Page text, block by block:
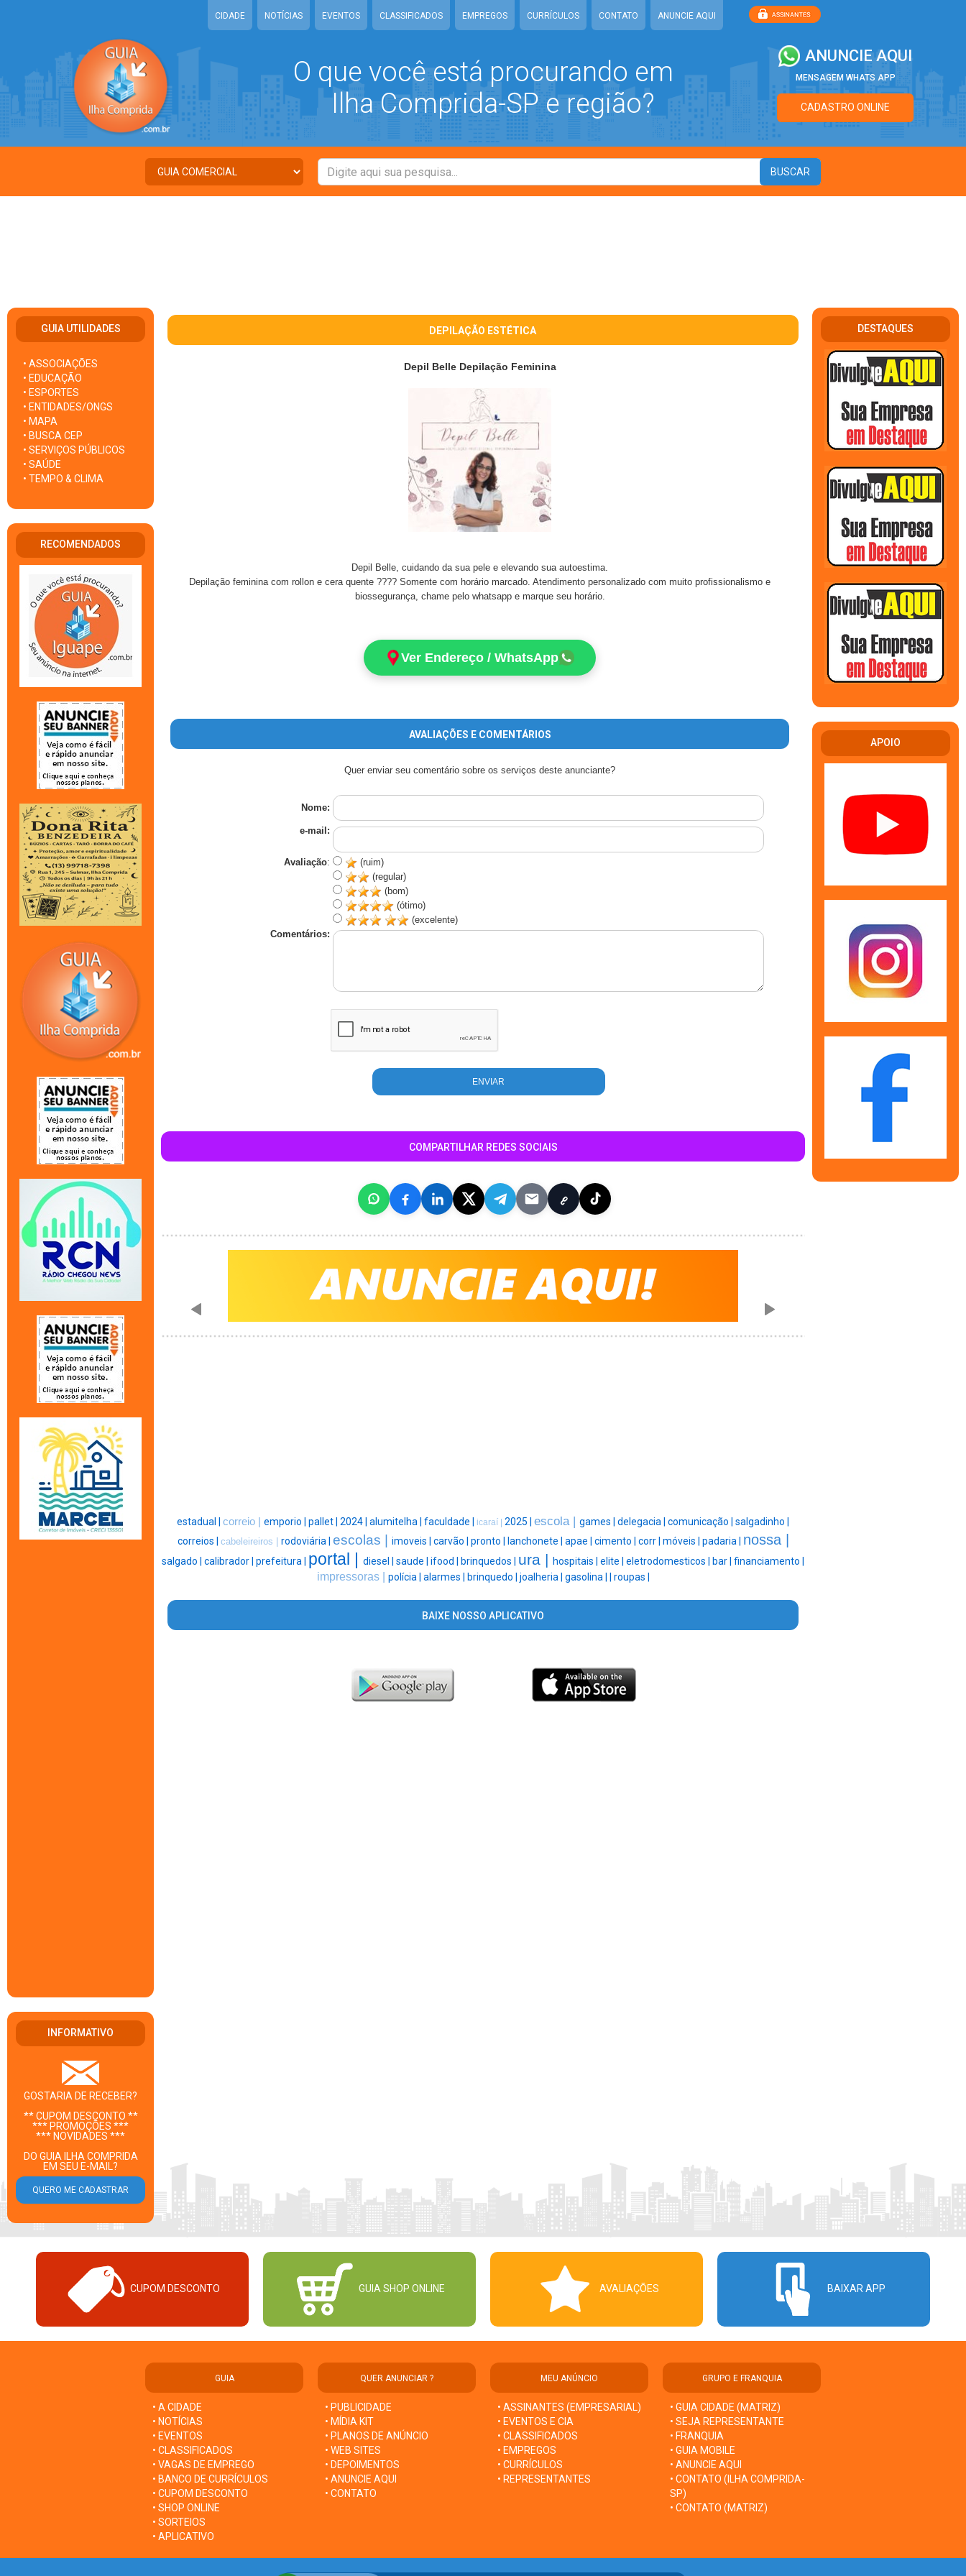
CIDADE NOTÍCIAS EVENTOS CLASSIFICADOS EMPREGOS CURRÍCULOS CONTATO ANUNCIE AQUI
O que você está procurando em
Ilha Comprida-SP e região?
ANUNCIE AQUI
MENSAGEM WHATS APP
CADASTRO ONLINE
GUIA UTILIDADES
• ASSOCIAÇÕES
• EDUCAÇÃO
• ESPORTES
• ENTIDADES/ONGS
• MAPA
• BUSCA CEP
• SERVIÇOS PÚBLICOS
• SAÚDE
• TEMPO & CLIMA
RECOMENDADOS
INFORMATIVO
GOSTARIA DE RECEBER?
** CUPOM DESCONTO **
*** PROMOÇÕES ***
*** NOVIDADES ***
DO GUIA ILHA COMPRIDA
EM SEU E-MAIL?
DEPILAÇÃO ESTÉTICA
Depil Belle Depilação Feminina
Depil Belle, cuidando da sua pele e elevando sua autoestima.
Depilação feminina com rollon e cera quente ???? Somente com horário marcado. Atendimento personalizado com muito profissionalismo e
biossegurança, chame pelo whatsapp e marque seu horário.
Ver Endereço / WhatsApp
AVALIAÇÕES E COMENTÁRIOS
Quer enviar seu comentário sobre os serviços deste anunciante?
Nome:
e-mail:
Avaliação:
(ruim)
(regular)
(bom)
(ótimo)
(excelente)
Comentários:
COMPARTILHAR REDES SOCIAIS
estadual | correio | emporio | pallet | 2024 | alumitelha | faculdade | icaraí | 2025 | escola | games | delegacia | comunicação | salgadinho |
correios | cabeleireiros | rodoviária | escolas | imoveis | carvão | pronto | lanchonete | apae | cimento | corr | móveis | padaria | nossa |
salgado | calibrador | prefeitura | portal | diesel | saude | ifood | brinquedos | ura | hospitais | elite | eletrodomesticos | bar | financiamento |
impressoras | polícia | alarmes | brinquedo | joalheria | gasolina | roupas |
BAIXE NOSSO APLICATIVO
DESTAQUES
APOIO
CUPOM DESCONTO GUIA SHOP ONLINE AVALIAÇÕES BAIXAR APP
GUIA
• A CIDADE
• NOTÍCIAS
• EVENTOS
• CLASSIFICADOS
• VAGAS DE EMPREGO
• BANCO DE CURRÍCULOS
• CUPOM DESCONTO
• SHOP ONLINE
• SORTEIOS
• APLICATIVO
QUER ANUNCIAR ?
• PUBLICIDADE
• MÍDIA KIT
• PLANOS DE ANÚNCIO
• WEB SITES
• DEPOIMENTOS
• ANUNCIE AQUI
• CONTATO
MEU ANÚNCIO
• ASSINANTES (EMPRESARIAL)
• EVENTOS E CIA
• CLASSIFICADOS
• EMPREGOS
• CURRÍCULOS
• REPRESENTANTES
GRUPO E FRANQUIA
• GUIA CIDADE (MATRIZ)
• SEJA REPRESENTANTE
• FRANQUIA
• GUIA MOBILE
• ANUNCIE AQUI
• CONTATO (ILHA COMPRIDA-
SP)
• CONTATO (MATRIZ)